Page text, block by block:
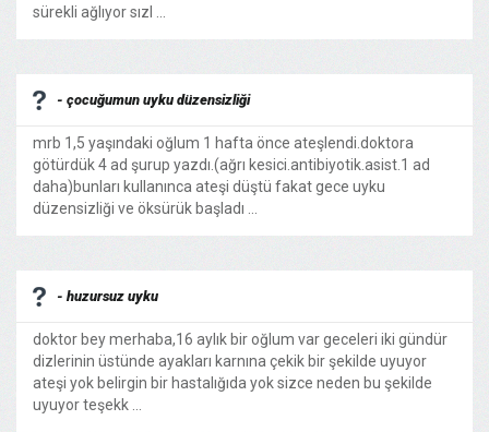
sürekli ağlıyor sızl ...
- çocuğumun uyku düzensizliği
mrb 1,5 yaşındaki oğlum 1 hafta önce ateşlendi.doktora
götürdük 4 ad şurup yazdı.(ağrı kesici.antibiyotik.asist.1 ad
daha)bunları kullanınca ateşi düştü fakat gece uyku
düzensizliği ve öksürük başladı ...
- huzursuz uyku
doktor bey merhaba,16 aylık bir oğlum var geceleri iki gündür
dizlerinin üstünde ayakları karnına çekik bir şekilde uyuyor
ateşi yok belirgin bir hastalığıda yok sizce neden bu şekilde
uyuyor teşekk ...